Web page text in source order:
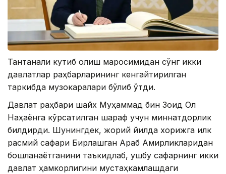
Тантанали кутиб олиш маросимидан сўнг икки
давлатлар раҳбарларининг кенгайтирилган
таркибда музокаралари бўлиб ўтди.
Давлат раҳбари шайх Муҳаммад бин Зоид Ол
Наҳаёнга кўрсатилган шараф учун миннатдорлик
билдирди. Шунингдек, жорий йилда хорижга илк
расмий сафари Бирлашган Араб Амирликларидан
бошланаётганини таъкидлаб, ушбу сафарнинг икки
давлат ҳамкорлигини мустаҳкамлашдаги